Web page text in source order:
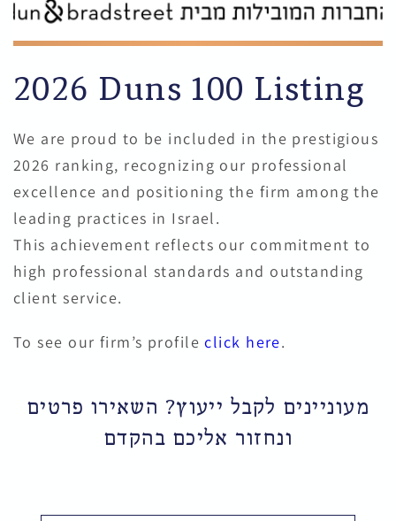
2026 Duns 100 Listing
We are proud to be included in the prestigious
2026 ranking, recognizing our professional
excellence and positioning the firm among the
leading practices in Israel.
This achievement reflects our commitment to
high professional standards and outstanding
client service.
To see our firm’s profileclick here.
מעוניינים לקבל ייעוץ? השאירו פרטים
ונחזור אליכם בהקדם